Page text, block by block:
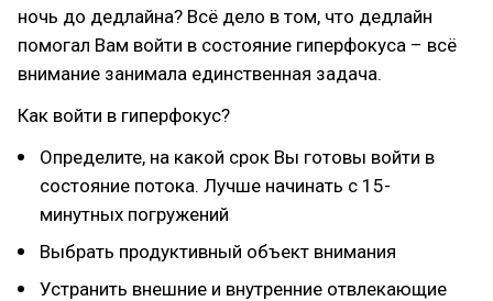
ночь до дедлайна? Всё дело в том, что дедлайн
помогал Вам войти в состояние гиперфокуса – всё
внимание занимала единственная задача.
Как войти в гиперфокус?
Определите, на какой срок Вы готовы войти в
состояние потока. Лучше начинать с 15-
минутных погружений
Выбрать продуктивный объект внимания
Устранить внешние и внутренние отвлекающие